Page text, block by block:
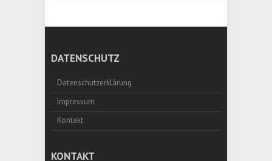
DATENSCHUTZ
Datenschutzerklärung
Impressum
Kontakt
KONTAKT